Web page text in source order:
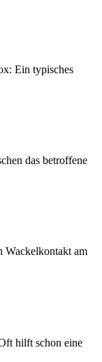
Ein typisches
das betroffene
Wackelkontakt am
hilft schon eine